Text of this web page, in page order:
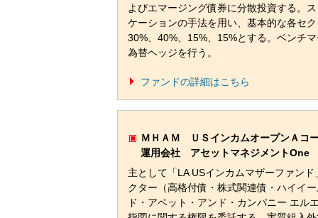
よびエマージング債券に分散投資する。
ケーションの手法を用い、基本的な各セ
30%、40%、15%、15%とする。ベンチ
為替ヘッジを行う。
ファンドの詳細はこちら
ＭＨＡＭ ＵＳインカムオープンＡコ
運用会社 アセットマネジメントOne
主として「LA USインカムマザーファン
クター（高格付債・株式関連債・ハイイ
ド・アベット・アンド・カンパニー エル